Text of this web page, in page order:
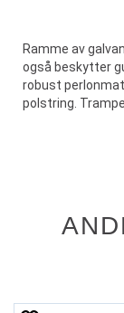
Ramme av
også beskytter
robust
polstring.